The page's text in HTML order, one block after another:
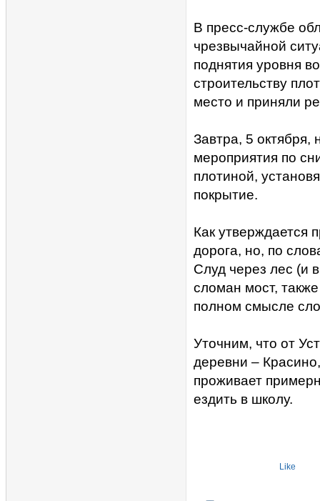
В пресс-службе
чрезвычайной
поднятия уровня
строительству
место и приняли
Завтра, 5 октября,
мероприятия по
плотиной,
покрытие.
Как утверждается
дорога, но, по
Слуд через лес (и
сломан мост,
полном смысле
Уточним, что от
деревни –
проживает
ездить в школу.
Like